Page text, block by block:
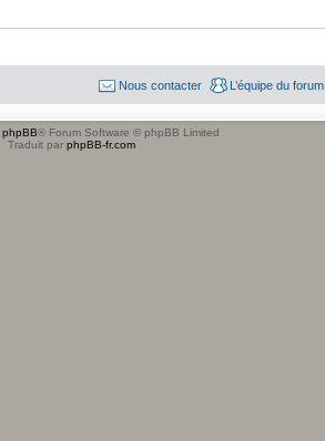
L’équipe du forum
Nous contacter
phpBB® Forum Software © phpBB Limited
Traduit par phpBB-fr.com